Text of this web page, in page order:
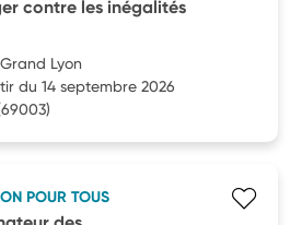
contre les inégalités
Grand Lyon
du 14 septembre 2026
POUR TOUS